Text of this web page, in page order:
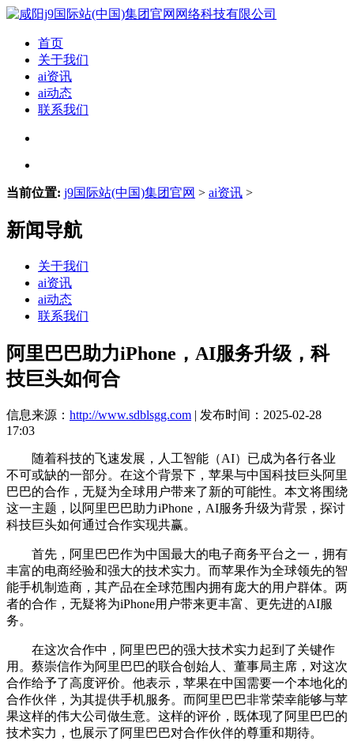
首页
关于我们
ai资讯
ai动态
联系我们
当前位置: j9国际站(中国)集团官网 > ai资讯 >
新闻导航
关于我们
ai资讯
ai动态
联系我们
阿里巴巴助力iPhone，AI服务升级，科
技巨头如何合
信息来源： http://www.sdblsgg.com | 发布时间：2025-02-28
17:03
随着科技的飞速发展，人工智能（AI）已成为各行各业
不可或缺的一部分。在这个背景下，苹果与中国科技巨头阿里
巴巴的合作，无疑为全球用户带来了新的可能性。本文将围绕
这一主题，以阿里巴巴助力iPhone，AI服务升级为背景，探讨
科技巨头如何通过合作实现共赢。
首先，阿里巴巴作为中国最大的电子商务平台之一，拥有
丰富的电商经验和强大的技术实力。而苹果作为全球领先的智
能手机制造商，其产品在全球范围内拥有庞大的用户群体。两
者的合作，无疑将为iPhone用户带来更丰富、更先进的AI服
务。
在这次合作中，阿里巴巴的强大技术实力起到了关键作
用。蔡崇信作为阿里巴巴的联合创始人、董事局主席，对这次
合作给予了高度评价。他表示，苹果在中国需要一个本地化的
合作伙伴，为其提供手机服务。而阿里巴巴非常荣幸能够与苹
果这样的伟大公司做生意。这样的评价，既体现了阿里巴巴的
技术实力，也展示了阿里巴巴对合作伙伴的尊重和期待。